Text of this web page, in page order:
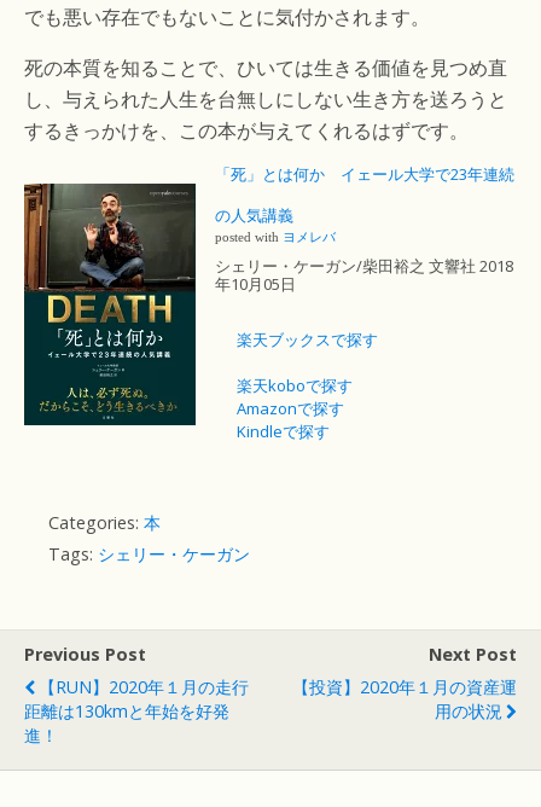
でも悪い存在でもないことに気付かされます。
死の本質を知ることで、ひいては生きる価値を見つめ直
し、与えられた人生を台無しにしない生き方を送ろうと
するきっかけを、この本が与えてくれるはずです。
「死」とは何か イェール大学で23年連続
の人気講義
posted with ヨメレバ
シェリー・ケーガン/柴田裕之 文響社 2018
年10月05日
楽天ブックスで探す
楽天koboで探す
Amazonで探す
Kindleで探す
Categories: 本
Tags: シェリー・ケーガン
Previous Post
【RUN】2020年１月の走行
距離は130kmと年始を好発
進！
Next Post
【投資】2020年１月の資産運
用の状況